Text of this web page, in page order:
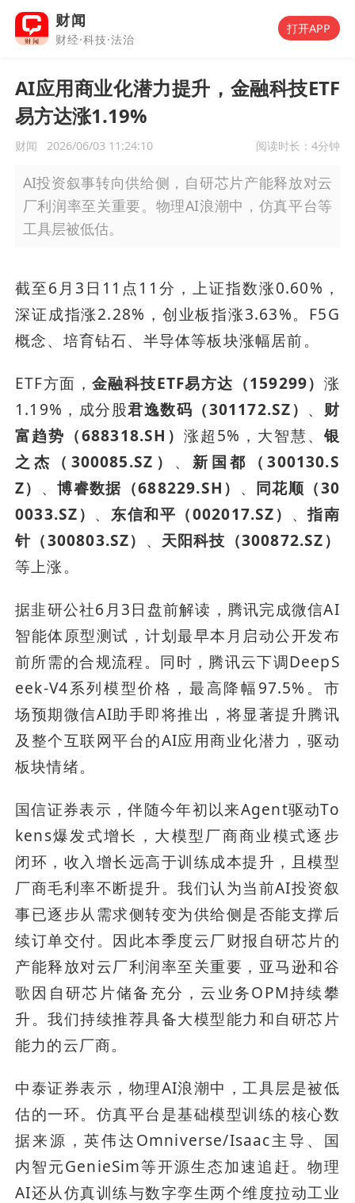
财闻
财经·科技·法治
打开APP
AI应用商业化潜力提升，金融科技ETF
易方达涨1.19%
财闻 2026/06/03 11:24:10 阅读时长： 4分钟
AI投资叙事转向供给侧，自研芯片产能释放对云
厂利润率至关重要。物理AI浪潮中，仿真平台等
工具层被低估。
截至6月3日11点11分，上证指数涨0.60%，
深证成指涨2.28%，创业板指涨3.63%。F5G
概念、培育钻石、半导体等板块涨幅居前。
ETF方面，金融科技ETF易方达（159299） 涨
1.19%，成分股君逸数码（301172.SZ） 、 财
富趋势（688318.SH）涨超5%，大智慧、银
之杰（300085.SZ） 、新国都（300130.S
Z） 、博睿数据（688229.SH） 、 同花顺（30
0033.SZ） 、 东信和平（002017.SZ） 、指南
针（300803.SZ） 、 天阳科技（300872.SZ）
等上涨。
据韭研公社6月3日盘前解读，腾讯完成微信AI
智能体原型测试，计划最早本月启动公开发布
前所需的合规流程。同时，腾讯云下调DeepS
eek-V4系列模型价格，最高降幅97.5%。市
场预期微信AI助手即将推出，将显著提升腾讯
及整个互联网平台的AI应用商业化潜力，驱动
板块情绪。
国信证券表示，伴随今年初以来Agent驱动To
kens爆发式增长，大模型厂商商业模式逐步
闭环，收入增长远高于训练成本提升，且模型
厂商毛利率不断提升。我们认为当前AI投资叙
事已逐步从需求侧转变为供给侧是否能支撑后
续订单交付。因此本季度云厂财报自研芯片的
产能释放对云厂利润率至关重要，亚马逊和谷
歌因自研芯片储备充分，云业务OPM持续攀
升。我们持续推荐具备大模型能力和自研芯片
能力的云厂商。
中泰证券表示，物理AI浪潮中，工具层是被低
估的一环。仿真平台是基础模型训练的核心数
据来源，英伟达Omniverse/Isaac主导、国
内智元GenieSim等开源生态加速追赶。物理
AI还从仿真训练与数字孪生两个维度拉动工业